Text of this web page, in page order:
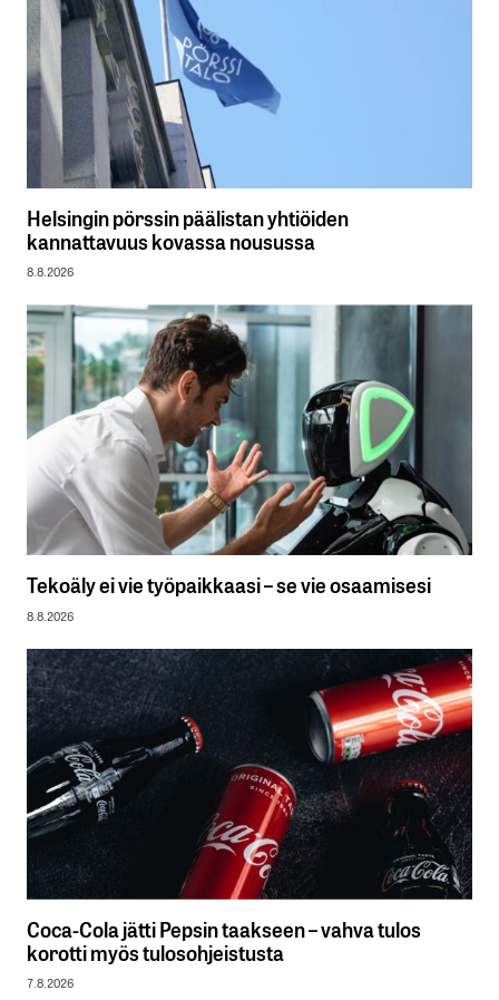
Helsingin pörssin päälistan yhtiöiden
kannattavuus kovassa nousussa
8.8.2026
Tekoäly ei vie työpaikkaasi – se vie osaamisesi
8.8.2026
Coca-Cola jätti Pepsin taakseen – vahva tulos
korotti myös tulosohjeistusta
7.8.2026